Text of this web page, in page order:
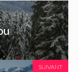
SUIVANT